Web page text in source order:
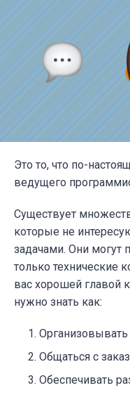
Это то, что по-
ведущего
Существует
которые не
задачами. Они могут
только технические
вас хорошей главой
нужно знать как:
Организовывать
Общаться с
Обеспечивать